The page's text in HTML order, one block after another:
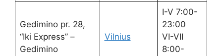
Gedimino pr. 28,
“Iki Express” –
Gedimino
Vilnius
I-V 7:00-
23:00
VI-VII
8:00-